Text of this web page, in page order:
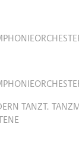
TANZT.